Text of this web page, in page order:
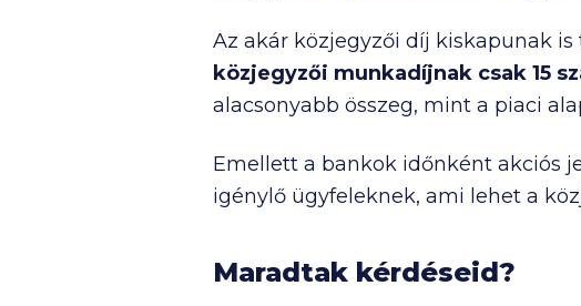
Az akár közjegyzői díj kiskapunak
közjegyzői munkadíjnak csak 15
alacsonyabb összeg, mint a piaci
Emellett a bankok időnként akciós
igénylő ügyfeleknek, ami lehet a
Maradtak kérdéseid?